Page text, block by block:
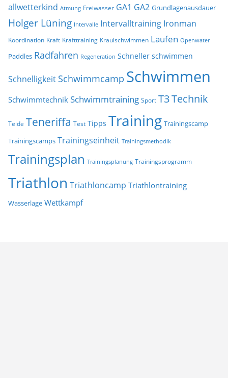
allwetterkind Atmung Freiwasser GA1 GA2 Grundlagenausdauer
Holger Lüning Intervalle Intervalltraining Ironman
Koordination Kraft Krafttraining Kraulschwimmen Laufen Openwater
Paddles Radfahren Regeneration Schneller schwimmen
Schnelligkeit Schwimmcamp Schwimmen
Schwimmtechnik Schwimmtraining Sport T3Technik
Teide Teneriffa Test Tipps Training Trainingscamp
Trainingscamps Trainingseinheit Trainingsmethodik
Trainingsplan Trainingsplanung Trainingsprogramm
Triathlon Triathloncamp Triathlontraining
Wasserlage Wettkampf